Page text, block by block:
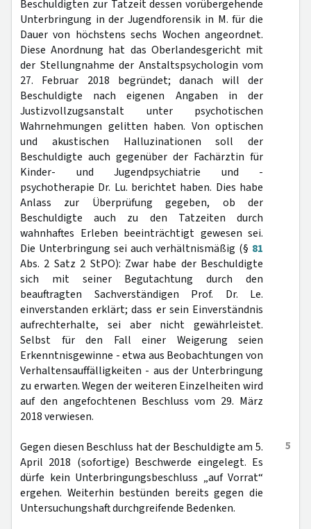
Beschuldigten zur Tatzeit dessen vorübergehende
Unterbringung in der Jugendforensik in M. für die
Dauer von höchstens sechs Wochen angeordnet.
Diese Anordnung hat das Oberlandesgericht mit
der Stellungnahme der Anstaltspsychologin vom
27. Februar 2018 begründet; danach will der
Beschuldigte nach eigenen Angaben in der
Justizvollzugsanstalt unter psychotischen
Wahrnehmungen gelitten haben. Von optischen
und akustischen Halluzinationen soll der
Beschuldigte auch gegenüber der Fachärztin für
Kinder- und Jugendpsychiatrie und -
psychotherapie Dr. Lu. berichtet haben. Dies habe
Anlass zur Überprüfung gegeben, ob der
Beschuldigte auch zu den Tatzeiten durch
wahnhaftes Erleben beeinträchtigt gewesen sei.
Die Unterbringung sei auch verhältnismäßig (§ 81
Abs. 2 Satz 2 StPO): Zwar habe der Beschuldigte
sich mit seiner Begutachtung durch den
beauftragten Sachverständigen Prof. Dr. Le.
einverstanden erklärt; dass er sein Einverständnis
aufrechterhalte, sei aber nicht gewährleistet.
Selbst für den Fall einer Weigerung seien
Erkenntnisgewinne - etwa aus Beobachtungen von
Verhaltensauffälligkeiten - aus der Unterbringung
zu erwarten. Wegen der weiteren Einzelheiten wird
auf den angefochtenen Beschluss vom 29. März
2018 verwiesen.
5
Gegen diesen Beschluss hat der Beschuldigte am 5.
April 2018 (sofortige) Beschwerde eingelegt. Es
dürfe kein Unterbringungsbeschluss „auf Vorrat“
ergehen. Weiterhin bestünden bereits gegen die
Untersuchungshaft durchgreifende Bedenken.